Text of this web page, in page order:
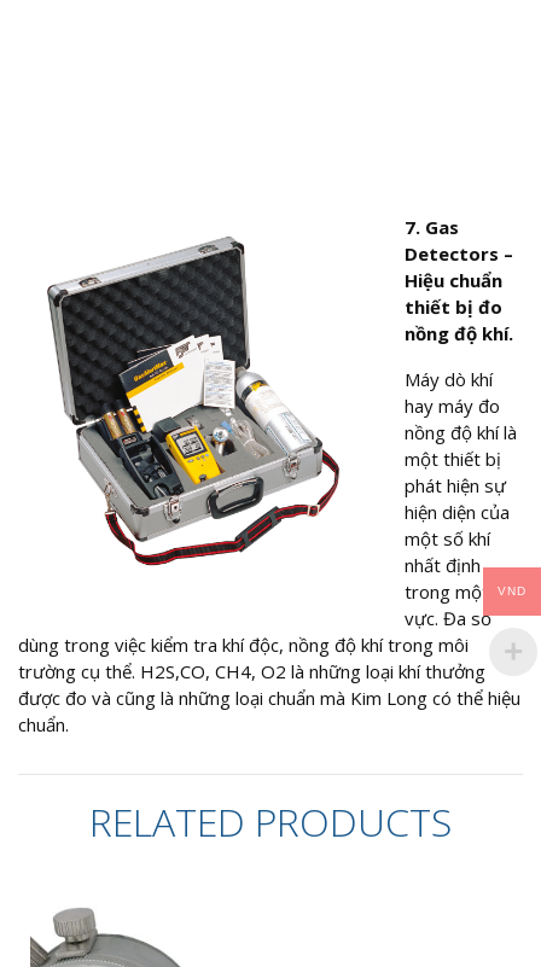
7. Gas
Detectors –
Hiệu chuẩn
thiết bị đo
nồng độ khí.
Máy dò khí
hay máy đo
nồng độ khí là
một thiết bị
phát hiện sự
hiện diện của
một số khí
nhất định
trong một khu
vực. Đa số
dùng trong việc kiểm tra khí độc, nồng độ khí trong môi
trường cụ thể. H2S,CO, CH4, O2 là những loại khí thưởng
được đo và cũng là những loại chuẩn mà Kim Long có thể hiệu
chuẩn.
RELATED PRODUCTS
VND